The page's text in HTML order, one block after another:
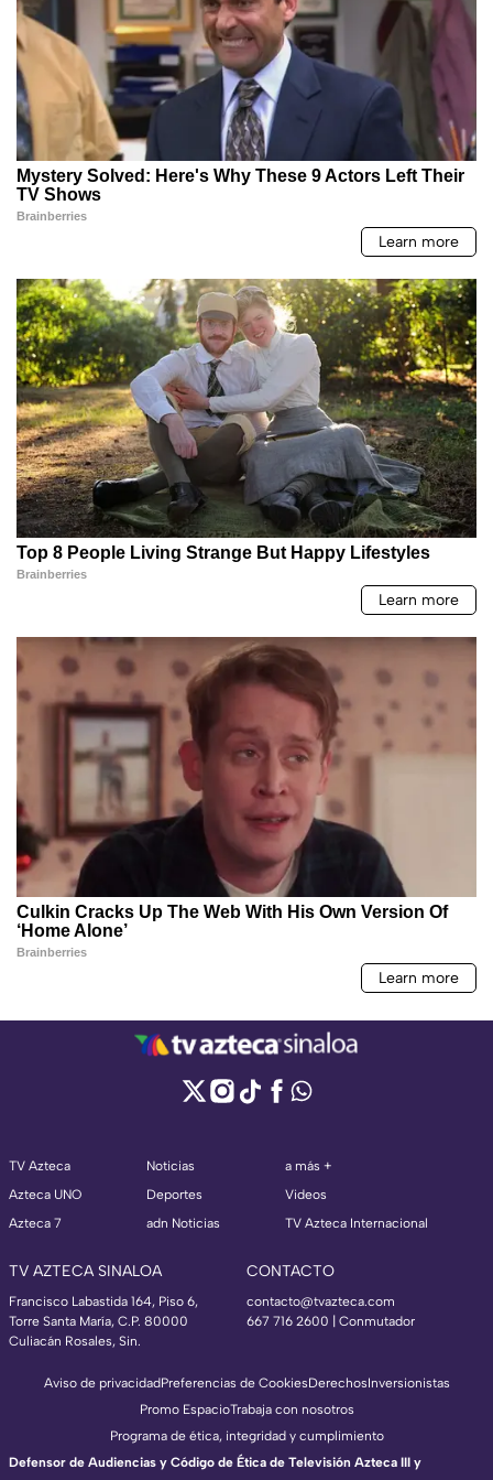
TV Azteca
Azteca UNO
Azteca 7
Noticias
Deportes
adn Noticias
a más +
Videos
TV Azteca Internacional
TV AZTECA SINALOA
Francisco Labastida 164, Piso 6,
Torre Santa María, C.P. 80000
Culiacán Rosales, Sin.
CONTACTO
contacto@tvazteca.com
667 716 2600 | Conmutador
Aviso de privacidadPreferencias de CookiesDerechosInversionistas
Promo EspacioTrabaja con nosotros
Programa de ética, integridad y cumplimiento
Defensor de Audiencias y Código de Ética de Televisión Azteca III y